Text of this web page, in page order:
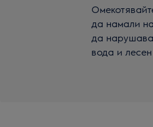
да намали
да
вода и